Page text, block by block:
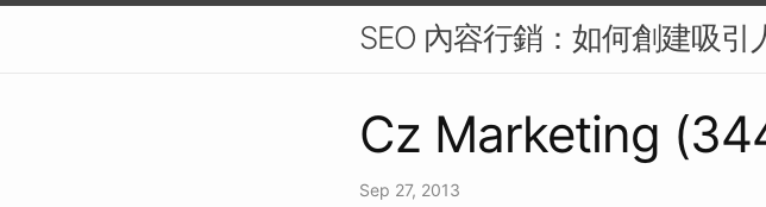
SEO 內容行銷：如何創建吸引
Cz Marketing
Sep 27, 2013